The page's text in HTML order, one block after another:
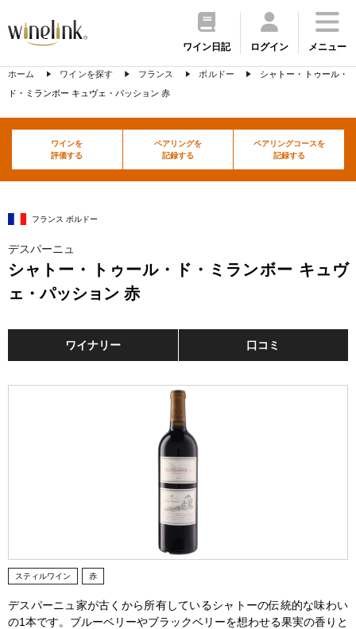
ワイン日記 ログイン メニュー
ホーム ワインを探す フランス ボルドー
シャトー・トゥール・
ド・ミランボー キュヴェ・パッション 赤
ワインを
評価する
ペアリングを
記録する
ペアリングコースを
記録する
フランス ボルドー
デスパーニュ
シャトー・トゥール・ド・ミランボー キュヴ
ェ・パッション 赤
ワイナリー 口コミ
スティルワイン 赤
デスパーニュ家が古くから所有しているシャトーの伝統的な味わい
の1本です。ブルーベリーやブラックベリーを想わせる果実の香りと